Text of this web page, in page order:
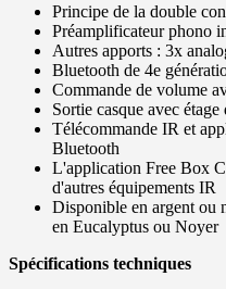
Principe de la double
Préamplificateur phono
Autres apports : 3x
Bluetooth de 4e
Commande de volume
Sortie casque avec
Télécommande IR et
Bluetooth
L'application Free Box
d'autres équipements IR
Disponible en argent ou
en Eucalyptus ou Noyer
Spécifications techniques